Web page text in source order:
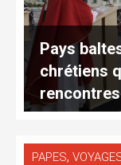
Pays
chrétiens
PAPES,